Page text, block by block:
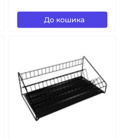
До кошика